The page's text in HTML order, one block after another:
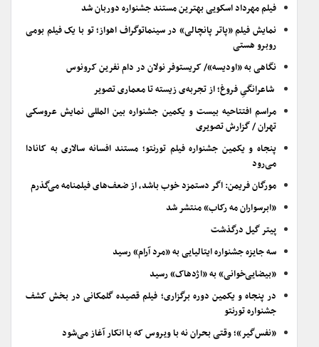
فیلم مهرداد اسکویی بهترین مستند جشنواره دوربان شد
نمایش فیلم «پاتر پانچالی» در سینماتوگراف اهواز؛ تو با یک فیلم بومی
روبرو هستی
نگاهی به «اودیسه»/ کریستوفر نولان در دام نفرین کرونوس
شاعرانگیِ فروغ؛ از تجربه‌ی زیسته تا معماری تصویر
مراسم افتتاحیه بیست و یکمین جشنواره بین المللی نمایش عروسکی
تهران / گزارش تصویری
پنجاه و یکمین جشنواره فیلم تورنتو؛ مستند افسانه سالاری به کانادا
می‌رود
مورگان فریمن: اگر دستمزد خوب باشد، از ضعف‌های فیلمنامه می‌گذرم
«ابرسواران مه رکاب» منتشر شد
پیتر گیل درگذشت
سه جایزه جشنواره ایتالیایی به «مرد آرام» رسید
«بیضایی‌خوانی» به «اژدهاک» رسید
در پنجاه و یکمین دوره برگزاری؛ فیلم قصیده گلمکانی در بخش کشف
جشنواره تورنتو
«نفس‌گیر»؛ وقتی بحران نه با ویروس که با انکار آغاز می‌شود